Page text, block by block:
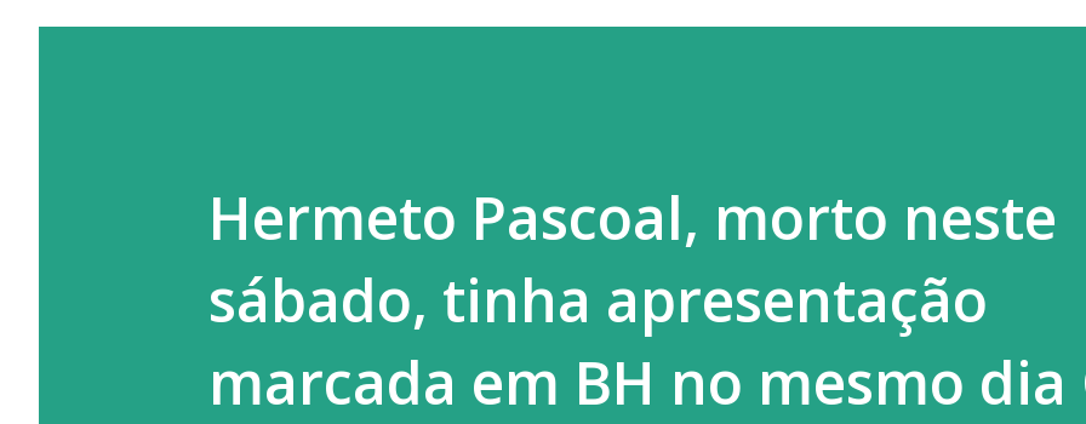
Hermeto Pascoal, morto neste
sábado, tinha apresentação
marcada em BH no mesmo dia